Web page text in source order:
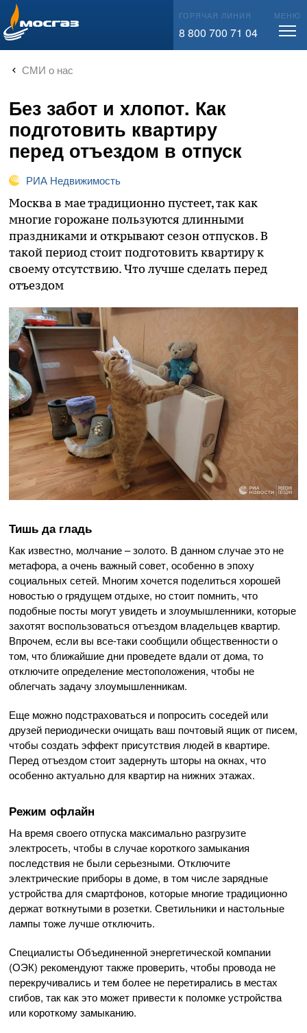
info@mos-gaz.ru ГОРЯЧАЯ ЛИНИЯ
8 800 700 71 04
МЕНЮ
СМИ о нас
Без забот и хлопот. Как
подготовить квартиру
перед отъездом в отпуск
РИА Недвижимость
Москва в мае традиционно пустеет, так как
многие горожане пользуются длинными
праздниками и открывают сезон отпусков. В
такой период стоит подготовить квартиру к
своему отсутствию. Что лучше сделать перед
отъездом
Тишь да гладь
Как известно, молчание – золото. В данном случае это не
метафора, а очень важный совет, особенно в эпоху
социальных сетей. Многим хочется поделиться хорошей
новостью о грядущем отдыхе, но стоит помнить, что
подобные посты могут увидеть и злоумышленники, которые
захотят воспользоваться отъездом владельцев квартир.
Впрочем, если вы все-таки сообщили общественности о
том, что ближайшие дни проведете вдали от дома, то
отключите определение местоположения, чтобы не
облегчать задачу злоумышленникам.
Еще можно подстраховаться и попросить соседей или
друзей периодически очищать ваш почтовый ящик от писем,
чтобы создать эффект присутствия людей в квартире.
Перед отъездом стоит задернуть шторы на окнах, что
особенно актуально для квартир на нижних этажах.
Режим офлайн
На время своего отпуска максимально разгрузите
электросеть, чтобы в случае короткого замыкания
последствия не были серьезными. Отключите
электрические приборы в доме, в том числе зарядные
устройства для смартфонов, которые многие традиционно
держат воткнутыми в розетки. Светильники и настольные
лампы тоже лучше отключить.
Специалисты Объединенной энергетической компании
(ОЭК) рекомендуют также проверить, чтобы провода не
перекручивались и тем более не перетирались в местах
сгибов, так как это может привести к поломке устройства
или короткому замыканию.